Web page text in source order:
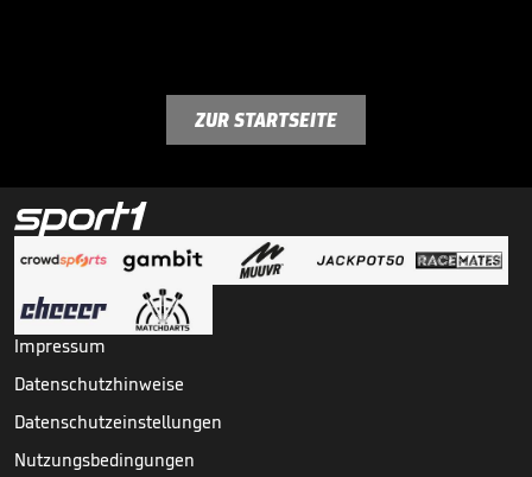
ZUR STARTSEITE
Impressum
Datenschutzhinweise
Datenschutzeinstellungen
Nutzungsbedingungen